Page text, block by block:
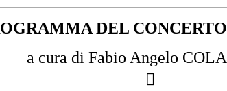
DEL
a cura di Fabio Angelo
